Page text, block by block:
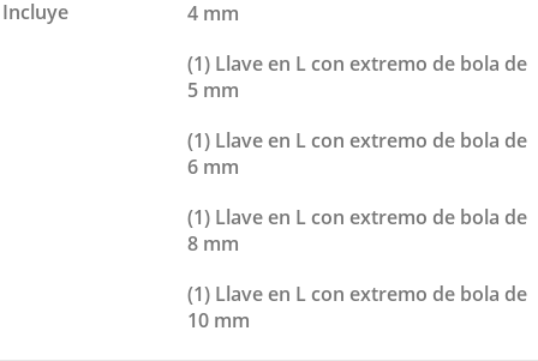
Incluye
4 mm
(1) Llave en L con extremo de bola de
5 mm
(1) Llave en L con extremo de bola de
6 mm
(1) Llave en L con extremo de bola de
8 mm
(1) Llave en L con extremo de bola de
10 mm